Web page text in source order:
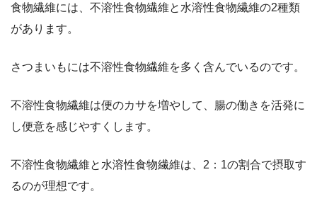
食物繊維には、不溶性食物繊維と水溶性食物繊維の2種類
があります。
さつまいもには不溶性食物繊維を多く含んでいるのです。
不溶性食物繊維は便のカサを増やして、腸の働きを活発に
し便意を感じやすくします。
不溶性食物繊維と水溶性食物繊維は、2：1の割合で摂取す
るのが理想です。